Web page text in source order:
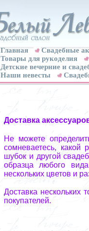
Главная
Свадебные
Товары для рукоделия
Детские вечерние и
Наши невесты
Доставка
Не можете
сомневаетесь, какой
шубок и другой
образца любого
нескольких цветов и
Доставка нескольких
покупателей.